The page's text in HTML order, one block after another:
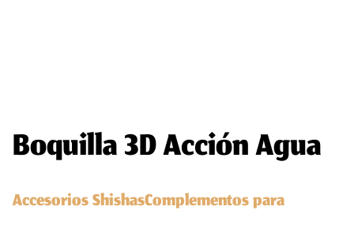
Boquilla 3D Acción Agua
Accesorios ShishasComplementos para